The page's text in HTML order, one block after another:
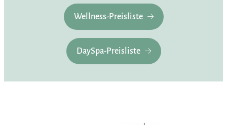
Wellness-Preisliste
DaySpa-Preisliste